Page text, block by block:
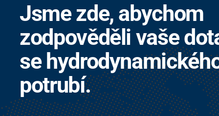
Jsme zde, abychom
zodpověděli vaše
se
potrubí.